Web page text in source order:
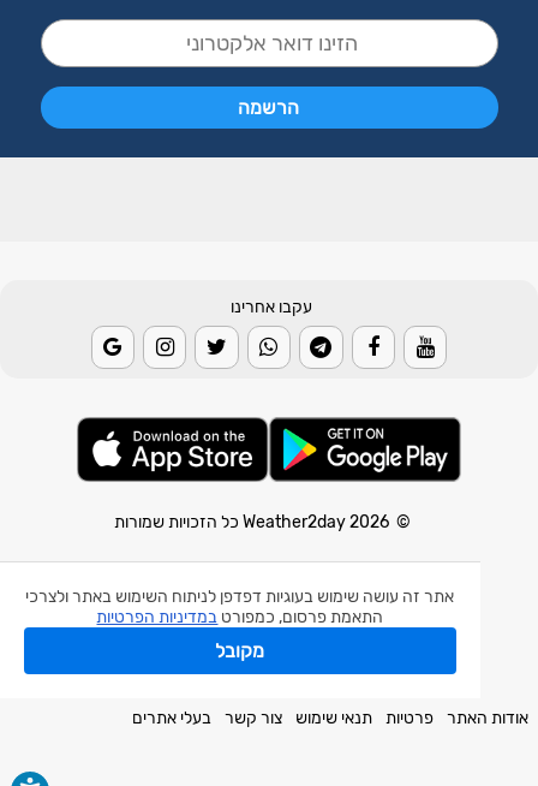
אתר זה עושה שימוש בעוגיות דפדפן לניתוח השימוש באתר ולצרכי
התאמת פרסום, כמפורט במדיניות הפרטיות
מקובל
עקבו אחרינו
© 2026 Weather2day כל הזכויות שמורות
אפליקצית מזג אוויר
אפליקצית רעידת אדמה
אפליקצית מכ"ם גשם
חלק מהנתונים באדיבות השירות המטאורולוגי הישראלי.
אודות האתר פרטיות תנאי שימוש צור קשר בעלי אתרים